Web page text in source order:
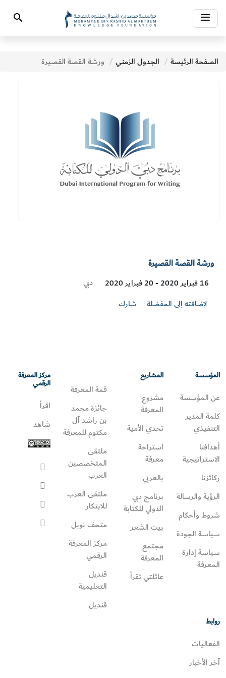
Toggle
navigation
Search
الصفحة الرئيسة الجدول الزمني ورشة القصة القصيرة
ورشة القصة القصيرة
16 فبراير 2020 - 20 فبراير 2020
Visit
دبي
لإضافته إلى المفضلة
شارك
المؤسسة
عن المؤسسة
كلمة المدير
التنفيذي
أهدافنا
الاستراتيجية
ركائزنا
الرؤية والرسالة
شروط وأحكام
سياسة الجودة
سياسة إدارة
المعرفة
المشاريع
مشروع
المعرفة
تحدي الأمية
استراحة
معرفة
بالعربي
برنامج دبي
الدولي للكتابة
بيت الشعر
مجتمع
المعرفة
عائلتي تقرأ‎
قمة المعرفة
جائزة محمد
بن راشد آل
مكتوم للمعرفة
ملتقى
المتخصصين
العرب
ملتقى العرب
للابتكار
متحف نوبل
مركز المعرفة
الرقمي
قنديل
التعليمية
قنديل
مركز المعرفة
الرقمي
اقرأ
شاهد
روابط
الفعاليات
آخر الأخبار